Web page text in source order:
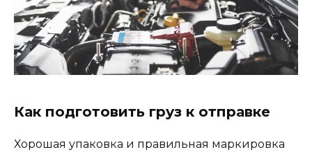
Как подготовить груз к отправке
Хорошая упаковка и правильная маркировка